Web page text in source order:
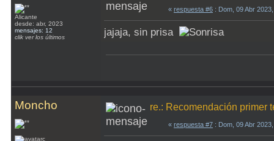
Alicante
desde: abr, 2023
mensajes: 12
clik ver los últimos
« respuesta #6 : Dom, 09 Abr
jajaja, sin prisa
Moncho re.: Recomendación primer
« respuesta #7 : Dom, 09 Abr